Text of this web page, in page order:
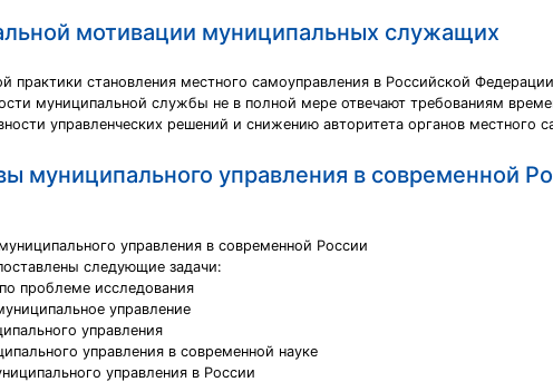
мотивации муниципальных служащих
практики становления местного самоуправления в Российской
муниципальной службы не в полной мере отвечают требованиям
управленческих решений и снижению авторитета органов местного
муниципального управления в современной
управления в современной России
следующие задачи:
проблеме исследования
управление
управления
управления в современной науке
управления в России